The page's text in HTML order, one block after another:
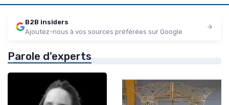
B2B insiders
Ajoutez-nous à vos sources préférées sur Google
Parole d'experts